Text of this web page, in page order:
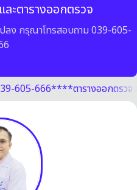
ะตารางออกตรวจ
ลง กรุณาโทรสอบถาม 039-605-
605-666****ตารางออกตรว